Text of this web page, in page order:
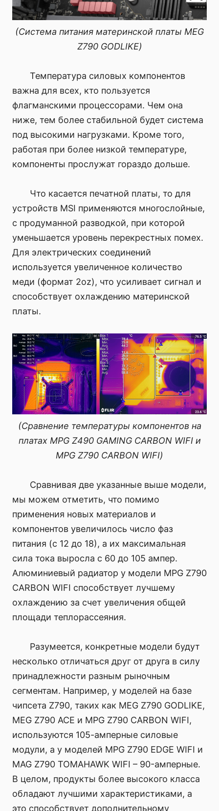
(Система питания материнской платы MEG
Z790 GODLIKE)
Температура силовых компонентов
важна для всех, кто пользуется
флагманскими процессорами. Чем она
ниже, тем более стабильной будет система
под высокими нагрузками. Кроме того,
работая при более низкой температуре,
компоненты прослужат гораздо дольше.
Что касается печатной платы, то для
устройств MSI применяются многослойные,
с продуманной разводкой, при которой
уменьшается уровень перекрестных помех.
Для электрических соединений
используется увеличенное количество
меди (формат 2oz), что усиливает сигнал и
способствует охлаждению материнской
платы.
(Сравнение температуры компонентов на
платах MPG Z490 GAMING CARBON WIFI и
MPG Z790 CARBON WIFI)
Сравнивая две указанные выше модели,
мы можем отметить, что помимо
применения новых материалов и
компонентов увеличилось число фаз
питания (с 12 до 18), а их максимальная
сила тока выросла с 60 до 105 ампер.
Алюминиевый радиатор у модели MPG Z790
CARBON WIFI способствует лучшему
охлаждению за счет увеличения общей
площади теплорассеяния.
Разумеется, конкретные модели будут
несколько отличаться друг от друга в силу
принадлежности разным рыночным
сегментам. Например, у моделей на базе
чипсета Z790, таких как MEG Z790 GODLIKE,
MEG Z790 ACE и MPG Z790 CARBON WIFI,
используются 105-амперные силовые
модули, а у моделей MPG Z790 EDGE WIFI и
MAG Z790 TOMAHAWK WIFI – 90-амперные.
В целом, продукты более высокого класса
обладают лучшими характеристиками, а
это способствует дополнительному